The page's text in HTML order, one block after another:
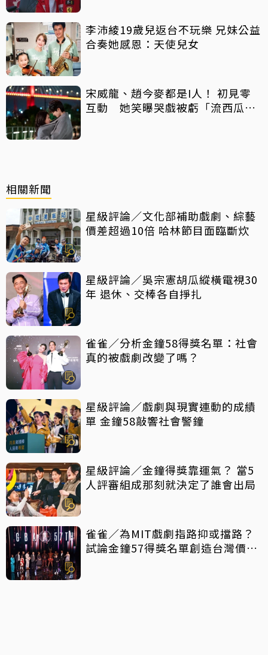
李沛綾19歲兒返台不玩樂 兄妹公益
合奏她感恩：天使兒女
宋威龍、趙今麥都是I人！ 初見零
互動 她笑曝哭戲被虧「流西瓜
相關新聞
星級評論／文化部補助戲劇、綜藝
價差超過10倍 哈林節目面臨斷炊
星級評論／吳宗憲胡瓜縱橫電視30
年 退休、交棒各自掙扎
雀雀／分析金鐘58得獎名單：社會
真的被戲劇改變了嗎？
星級評論／戲劇與現實連動的成績
單 金鐘58敲響社會警鐘
星級評論／金鐘得獎靠運氣？ 當5
人評審組成那刻就決定了誰會出局
雀雀／為MIT戲劇指路抑或擋路？
試論金鐘57得獎名單創造台灣價值